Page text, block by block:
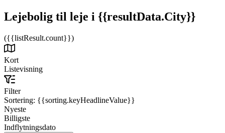
Lejebolig til leje i {{resultData.City}}
({{listResult.count}})
Kort
Listevisning
Filter
Sortering: {{sorting.keyHeadlineValue}}
Nyeste
Billigste
Indflytningsdato